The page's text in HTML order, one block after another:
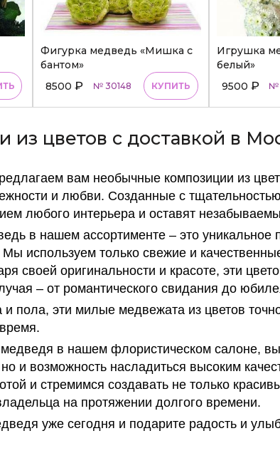
Фигурка медведь «Мишка с
бантом»
8500 ₽ № 30148 КУПИТЬ
Игрушка
белый»
9500 ₽ №
из цветов с доставкой в
вам необычные композиции из
и любви. Созданные с
любого интерьера и оставят
в нашем ассортименте – это уникальное
используем только свежие и
своей оригинальности и красоте, эти
– от романтического свидания до
и пола, эти милые медвежата из цветов
медведя в нашем флористическом салоне,
и возможность насладиться высоким
и стремимся создавать не только
на протяжении долгого времени.
уже сегодня и подарите радость и